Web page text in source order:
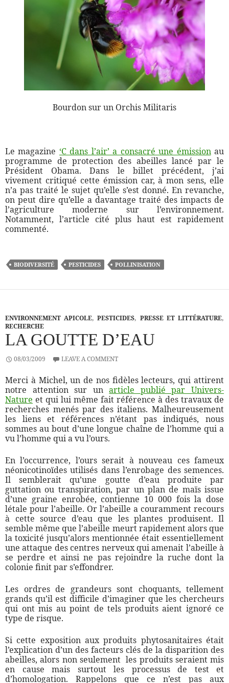
Bourdon sur un Orchis Militaris
Le magazine ‘C dans l’air’ a consacré une émissionau
programme de protection des abeilles lancé par le
Président Obama. Dans le billet précédent, j’ai
vivement critiqué cette émission car, à mon sens, elle
n’a pas traité le sujet qu’elle s’est donné. En revanche,
on peut dire qu’elle a davantage traité des impacts de
l’agriculture moderne sur l’environnement.
Notamment, l’article cité plus haut est rapidement
commenté.
BIODIVERSITÉ PESTICIDES POLLINISATION
ENVIRONNEMENT APICOLE,PESTICIDES, PRESSE ET LITTÉRATURE,
RECHERCHE
LA GOUTTE D’EAU
08/03/2009 LEAVE A COMMENT
Merci à Michel, un de nos fidèles lecteurs, qui attirent
notre attention sur unarticle publié par Univers-
Nature et qui lui même fait référence à des travaux de
recherches menés par des italiens. Malheureusement
les liens et références n’étant pas indiqués, nous
sommes au bout d’une longue chaîne de l’homme qui a
vu l’homme qui a vu l’ours.
En l’occurrence, l’ours serait à nouveau ces fameux
néonicotinoïdes utilisés dans l’enrobage des semences.
Il semblerait qu’une goutte d’eau produite par
guttation ou transpiration, par un plan de maïs issue
d’une graine enrobée, contienne 10 000 fois la dose
létale pour l’abeille. Or l’abeille a couramment recours
à cette source d’eau que les plantes produisent. Il
semble même que l’abeille meurt rapidement alors que
la toxicité jusqu’alors mentionnée était essentiellement
une attaque des centres nerveux qui amenait l’abeille à
se perdre et ainsi ne pas rejoindre la ruche dont la
colonie finit par s’effondrer.
Les ordres de grandeurs sont choquants, tellement
grands qu’il est difficile d’imaginer que les chercheurs
qui ont mis au point de tels produits aient ignoré ce
type de risque.
Si cette exposition aux produits phytosanitaires était
l’explication d’un des facteurs clés de la disparition des
abeilles, alors non seulement les produits seraient mis
en cause mais surtout les processus de test et
d’homologation. Rappelons que ce n’est pas aux